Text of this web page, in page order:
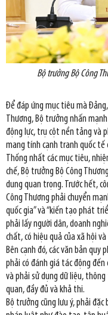
Bộ trưởng Bộ Công
Để đáp ứng mục tiêu mà
Thương, Bộ trưởng nhấn
động lực, trụ cột nền tảng và
mang tính cạnh tranh quốc tế
Thống nhất các mục tiêu,
chế, Bộ trưởng Bộ Công
dung quan trọng. Trước hết,
Công Thương phải chuyển
quốc gia” và “kiến tạo phát
phải lấy người dân, doanh
chất, có hiệu quả của xã hội
Bên cạnh đó, các văn bản
phải có đánh giá tác động
và phải sử dụng dữ liệu,
quan, đầy đủ và khả thi.
Bộ trưởng cũng lưu ý, phải